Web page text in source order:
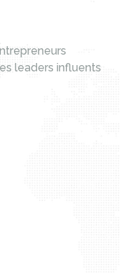
leaders influents